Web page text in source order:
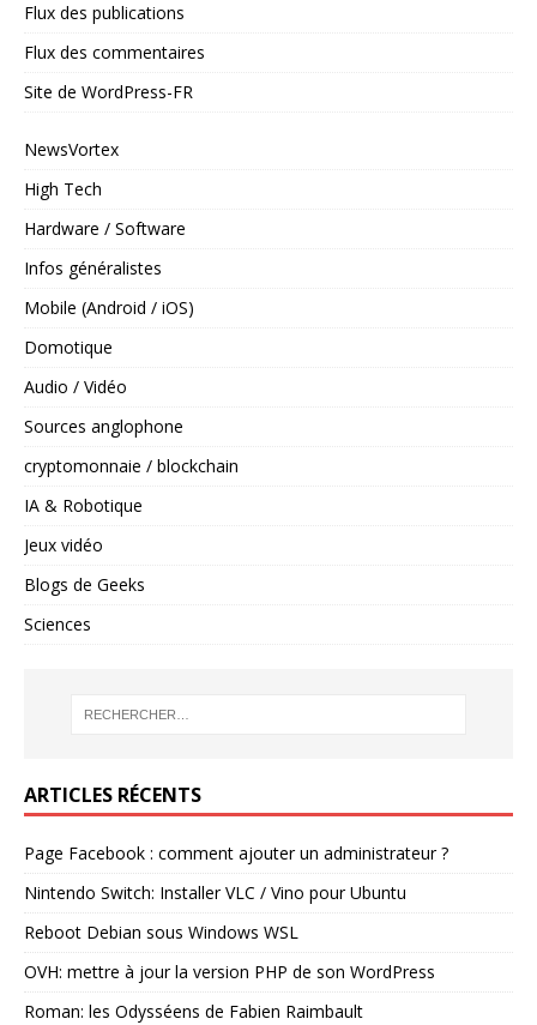
Flux des publications
Flux des commentaires
Site de WordPress-FR
NewsVortex
High Tech
Hardware / Software
Infos généralistes
Mobile (Android / iOS)
Domotique
Audio / Vidéo
Sources anglophone
cryptomonnaie / blockchain
IA & Robotique
Jeux vidéo
Blogs de Geeks
Sciences
ARTICLES RÉCENTS
Page Facebook : comment ajouter un administrateur ?
Nintendo Switch: Installer VLC / Vino pour Ubuntu
Reboot Debian sous Windows WSL
OVH: mettre à jour la version PHP de son WordPress
Roman: les Odysséens de Fabien Raimbault